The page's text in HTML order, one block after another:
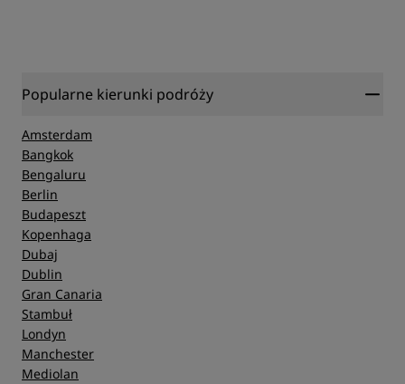
Popularne kierunki podróży
Amsterdam
Bangkok
Bengaluru
Berlin
Budapeszt
Kopenhaga
Dubaj
Dublin
Gran Canaria
Stambuł
Londyn
Manchester
Mediolan